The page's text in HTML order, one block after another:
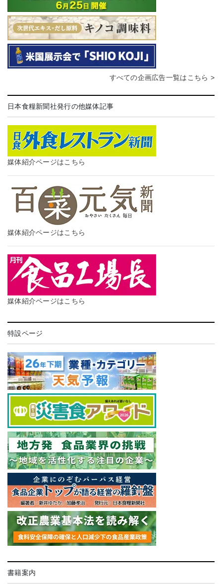
すべての企画広告一覧はこちら >
日本食糧新聞社発行の他媒体記事
媒体紹介ページはこちら
媒体紹介ページはこちら
媒体紹介ページはこちら
特設ページ
書籍案内